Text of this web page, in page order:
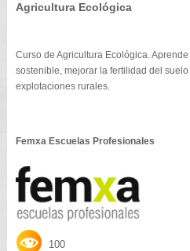
Agricultura Ecológica
Curso de Agricultura Ecológica.
sostenible, mejorar la fertilidad del
explotaciones rurales.
Femxa Escuelas Profesionales
100